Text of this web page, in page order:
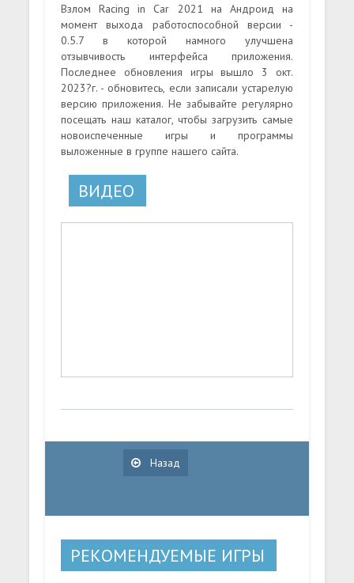
Взлом Racing in Car 2021 на Андроид на
момент выхода работоспособной версии -
0.5.7 в которой намного улучшена
отзывчивость интерфейса приложения.
Последнее обновления игры вышло 3 окт.
2023?г. - обновитесь, если записали устарелую
версию приложения. Не забывайте регулярно
посещать наш каталог, чтобы загрузить самые
новоиспеченные игры и программы
выложенные в группе нашего сайта.
ВИДЕО
Назад
РЕКОМЕНДУЕМЫЕ ИГРЫ